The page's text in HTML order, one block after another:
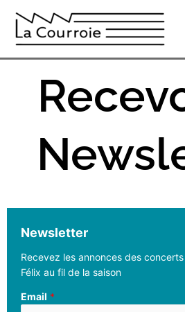
contenu
Newsletter
Recevez les annonces des
Félix au fil de la saison
Email *